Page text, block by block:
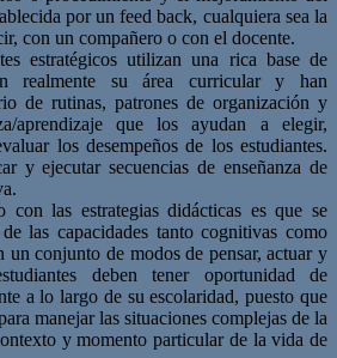
por un feed back, cualquiera sea la
con un compañero o con el docente.
estratégicos utilizan una rica base de
realmente su área curricular y han
de rutinas, patrones de organización y
aprendizaje que los ayudan a elegir,
los desempeños de los estudiantes.
y ejecutar secuencias de enseñanza de
las estrategias didácticas es que se
las capacidades tanto cognitivas como
un conjunto de modos de pensar, actuar y
deben tener oportunidad de
a lo largo de su escolaridad, puesto que
manejar las situaciones complejas de la
y momento particular de la vida de